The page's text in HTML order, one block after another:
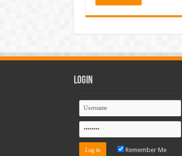
Login
Remember Me